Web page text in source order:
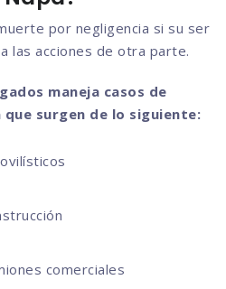
por negligencia si su ser
las acciones de otra parte.
maneja casos de
surgen de lo siguiente:
comerciales